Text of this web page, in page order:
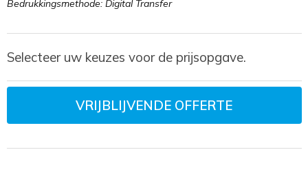
Bedrukkingsmethode: Digital Transfer
Selecteer uw keuzes voor de prijsopgave.
VRIJBLIJVENDE OFFERTE